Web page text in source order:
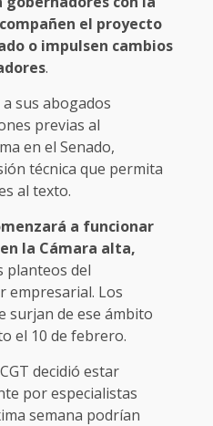
el proyecto
o impulsen cambios
.
sus abogados
previas al
en el Senado,
técnica que permita
al texto.
a funcionar
la Cámara alta,
planteos del
empresarial. Los
surjan de ese ámbito
el 10 de febrero.
decidió estar
por especialistas
semana podrían